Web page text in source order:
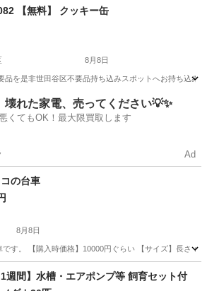
スポット
【無料】 クッキー缶
8月8日
是非世田谷区不要品持ち込みスポットへお持ち込みし
他 クッキー
壊れた家電、売ってください💡✨
くてもOK！最大限買取します
Ad
コの台車
8月8日
です。 【購入時価格】10000円ぐらい 【サイズ】長さ
その他
1週間】水槽・エアポンプ等 飼育セット付